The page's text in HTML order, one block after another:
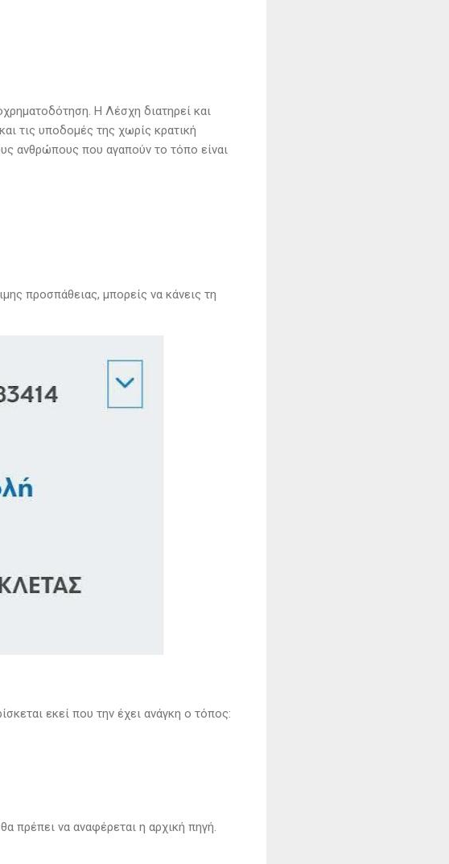
Η Λέσχη διατηρεί και
τις υποδομές της χωρίς κρατική
ανθρώπους που αγαπούν το τόπο είναι
προσπάθειας, μπορείς να κάνεις τη
εκεί που την έχει ανάγκη ο τόπος:
πρέπει να αναφέρεται η αρχική πηγή.